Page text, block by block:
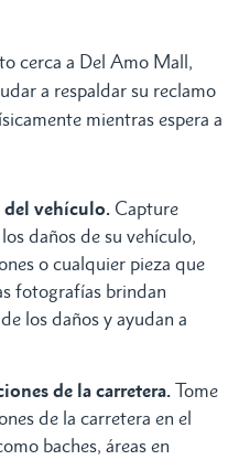
cerca a Del Amo Mall,
a respaldar su reclamo
mientras espera a
del vehículo. Capture
daños de su vehículo,
o cualquier pieza que
fotografías brindan
los daños y ayudan a
de la carretera. Tome
de la carretera en el
baches, áreas en